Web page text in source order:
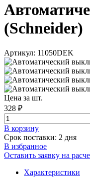
(Schneider)
Артикул: 11050DEK
Цена за шт.
328 ₽
В корзинy
Срок поставки: 2 дня
В избранное
Оставить заявку на
Характеристики